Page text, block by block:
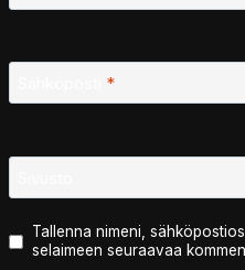
*
Tallenna nimeni,
selaimeen seuraavaa